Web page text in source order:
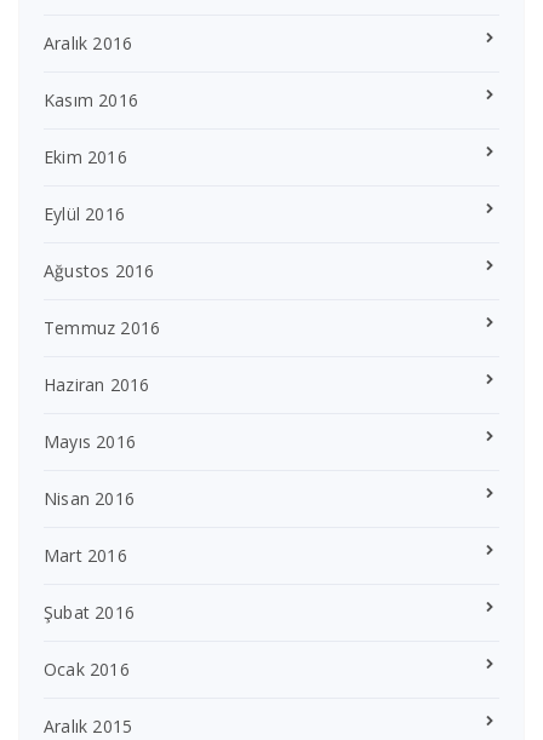
Aralık 2016
Kasım 2016
Ekim 2016
Eylül 2016
Ağustos 2016
Temmuz 2016
Haziran 2016
Mayıs 2016
Nisan 2016
Mart 2016
Şubat 2016
Ocak 2016
Aralık 2015